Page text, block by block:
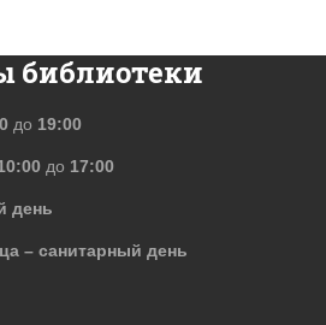
библиотеки
до 19:00
до 17:00
день
– санитарный день